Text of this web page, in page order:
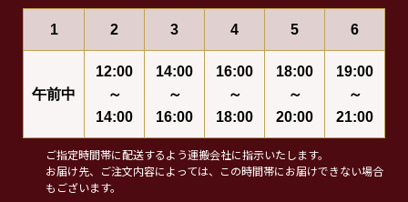
1 2 3 4 5 6
午前中
12:00
～
14:00
14:00
～
16:00
16:00
～
18:00
18:00
～
20:00
19:00
～
21:00
ご指定時間帯に配送するよう運搬会社に指示いたします。
お届け先、ご注文内容によっては、この時間帯にお届けできない場合
もございます。